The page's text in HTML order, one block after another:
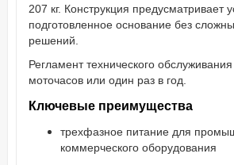
207 кг. Конструкция предусматривает
подготовленное основание без
решений.
Регламент технического
моточасов или один раз в год.
Ключевые преимущества
трехфазное питание для
коммерческого оборудования